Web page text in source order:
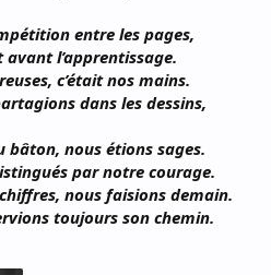
entre les pages,
avant l’apprentissage.
c’était nos mains.
dans les dessins,
bâton, nous étions sages.
par notre courage.
nous faisions demain.
toujours son chemin.